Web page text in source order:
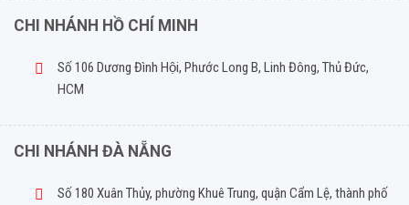
CHI NHÁNH HỒ CHÍ MINH
Số 106 Dương Đình Hội, Phước Long B, Linh Đông, Thủ Đức,
HCM
CHI NHÁNH ĐÀ NẴNG
Số 180 Xuân Thủy, phường Khuê Trung, quận Cẩm Lệ, thành phố